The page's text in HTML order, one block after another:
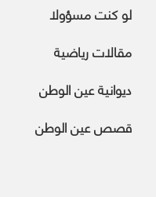
لو كنت مسؤولا
مقالات رياضية
ديوانية عين الوطن
قصص عين الوطن